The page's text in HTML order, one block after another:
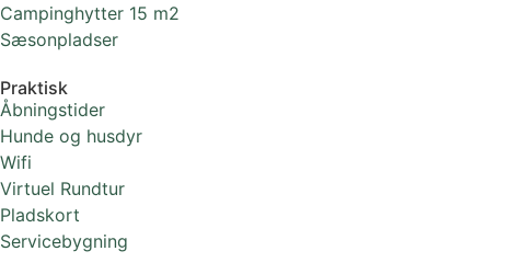
Campinghytter 15 m2
Sæsonpladser
Praktisk
Åbningstider
Hunde og husdyr
Wifi
Virtuel Rundtur
Pladskort
Servicebygning